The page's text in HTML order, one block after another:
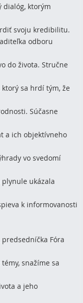
dialóg, ktorým
svoju kredibilitu.
odboru
do života. Stručne
sa hrdí tým, že
Súčasne
a ich objektívneho
vo svedomí
ukázala
k informovanosti
Fóra
snažíme sa
a jeho